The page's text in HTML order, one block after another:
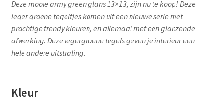
Deze mooie army green glans 13×13, zijn nu te koop! Deze
leger groene tegeltjes komen uit een nieuwe serie met
prachtige trendy kleuren, en allemaal met een glanzende
afwerking. Deze legergroene tegels geven je interieur een
hele andere uitstraling.
Kleur